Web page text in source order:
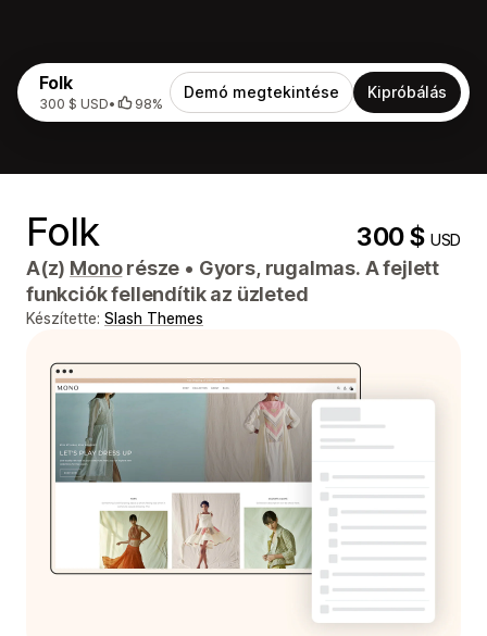
Folk
300 $ USD• 98%
Demó megtekintése Kipróbálás
Folk 300 $USD
A(z) Monorésze • Gyors, rugalmas. A fejlett
funkciók fellendítik az üzleted
Készítette: Slash Themes